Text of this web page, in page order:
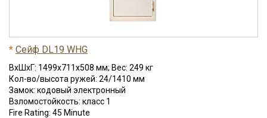
* Сейф DL19 WHG
ВхШхГ: 1499x711x508 мм; Вес: 249 кг
Кол-во/высота ружей: 24/1410 мм
Замок: кодовый электронный
Взломостойкость: класс 1
Fire Rating: 45 Minute